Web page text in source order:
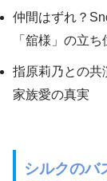
仲間はずれ？
「舘様」の立ち
指原莉乃との共
家族愛の真実
シルクのバ